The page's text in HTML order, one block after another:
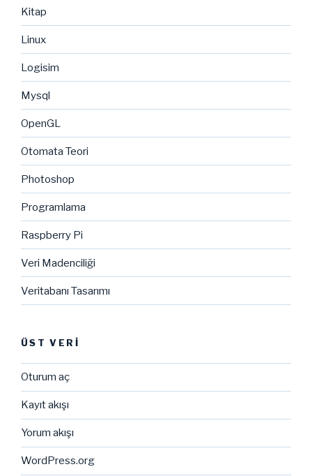
Kitap
Linux
Logisim
Mysql
OpenGL
Otomata Teori
Photoshop
Programlama
Raspberry Pi
Veri Madenciliği
Veritabanı Tasarımı
ÜST VERI
Oturum aç
Kayıt akışı
Yorum akışı
WordPress.org